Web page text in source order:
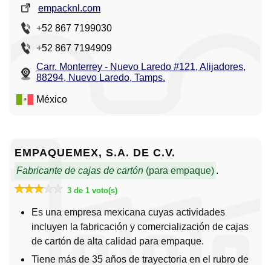
empacknl.com
+52 867 7199030
+52 867 7194909
Carr. Monterrey - Nuevo Laredo #121, Alijadores,
88294, Nuevo Laredo, Tamps.
México
EMPAQUEMEX, S.A. DE C.V.
Fabricante de cajas de cartón (para empaque) .
3 de 1 voto(s)
Es una empresa mexicana cuyas actividades
incluyen la fabricación y comercialización de cajas
de cartón de alta calidad para empaque.
Tiene más de 35 años de trayectoria en el rubro de